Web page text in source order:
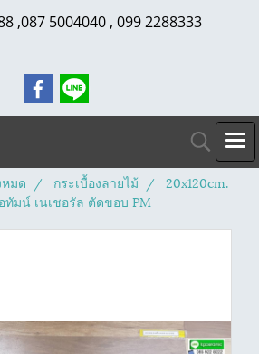
,087 5004040 , 099 2288333
มด กระเบื้องลายไม้
20x120cm.
ทัมน์ เนเชอรัล ตัดขอบ PM